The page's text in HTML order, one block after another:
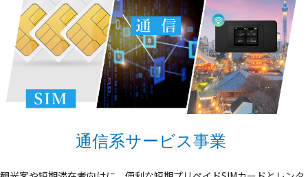
通信系サービス事業